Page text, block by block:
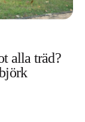
alla träd?